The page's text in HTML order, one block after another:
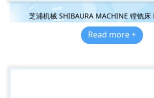
芝浦机械 SHIBAURA MACHINE 镗铣床
Read more +